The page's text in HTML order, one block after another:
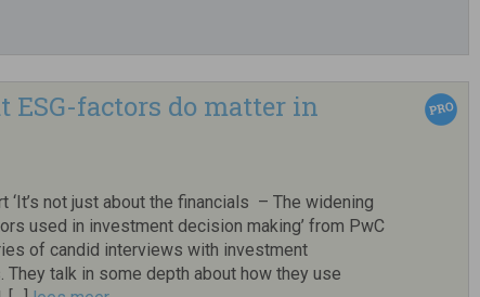
ESG-factors do matter in
‘It’s not just about the financials – The widening
used in investment decision making’ from PwC
of candid interviews with investment
talk in some depth about how they use